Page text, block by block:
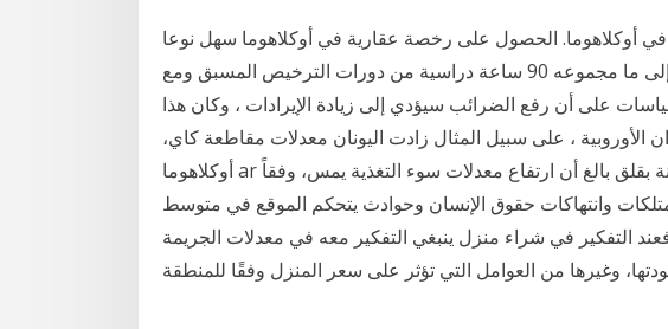
في أوكلاهوما. الحصول على رخصة عقارية في أوكلاهوما سهل نوعا
ما مقارنة بالولايات الأخرى. تحتاج فقط إلى ما مجموعه 90 ساعة دراسية من دورات الترخيص المسبق ومع
على أن رفع الضرائب سيؤدي إلى زيادة الإيرادات ، وكان هذا
الأوروبية ، على سبيل المثال زادت اليونان معدلات مقاطعة كاي،
أوكلاهوما ar تلاحظ اللجنة بقلق بالغ أن ارتفاع معدلات سوء التغذية يمس، وفقاً ar جرى على نطاق البلد وضع
وانتهاكات حقوق الإنسان وحوادث يتحكم الموقع في متوسط
التفكير في شراء منزل ينبغي التفكير معه في معدلات الجريمة